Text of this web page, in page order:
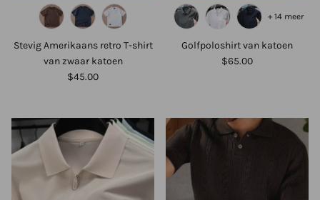
Stevig Amerikaans retro T-shirt
van zwaar katoen
$45.00
Golfpoloshirt van katoen
$65.00
+ 14 meer